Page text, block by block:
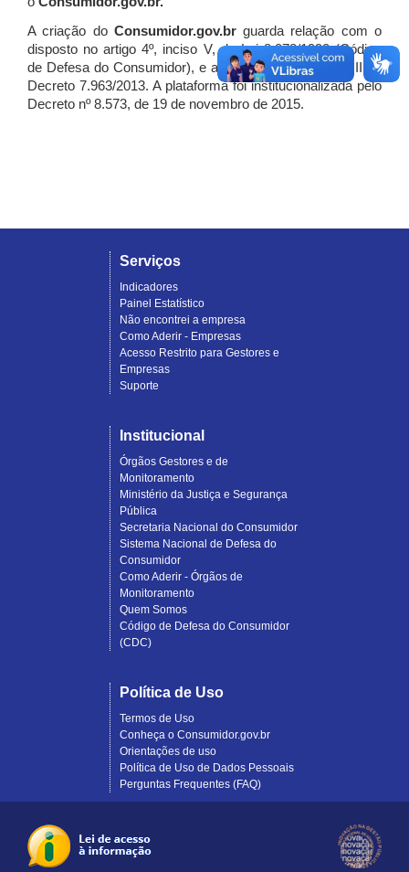
A criação do Consumidor.gov.brguarda relação com o
disposto no artigo 4º, inciso V, da Lei 8.078/1990 (Código
de Defesa do Consumidor), e artigo 7º, incisos I, II e III do
Decreto 7.963/2013. A plataforma foi institucionalizada pelo
Decreto nº 8.573, de 19 de novembro de 2015.
Serviços
Indicadores
Painel Estatístico
Não encontrei a empresa
Como Aderir - Empresas
Acesso Restrito para Gestores e
Empresas
Suporte
Institucional
Órgãos Gestores e de
Monitoramento
Ministério da Justiça e Segurança
Pública
Secretaria Nacional do Consumidor
Sistema Nacional de Defesa do
Consumidor
Como Aderir - Órgãos de
Monitoramento
Quem Somos
Código de Defesa do Consumidor
(CDC)
Política de Uso
Termos de Uso
Conheça o Consumidor.gov.br
Orientações de uso
Política de Uso de Dados Pessoais
Perguntas Frequentes (FAQ)